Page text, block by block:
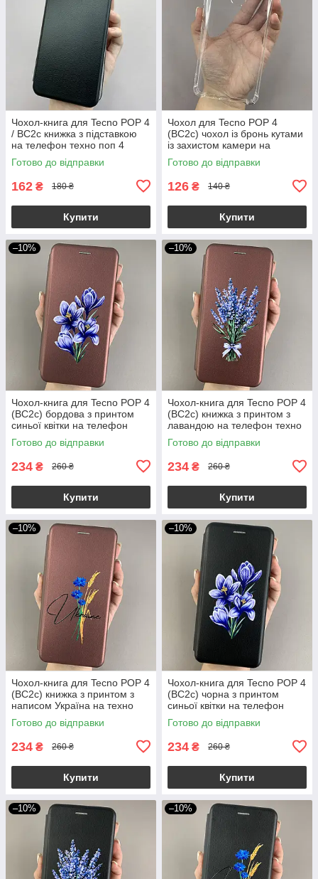
Чохол-книга для Tecno POP 4
/ BC2c книжка з підставкою
на телефон техно поп 4
чорна stn
Готово до відправки
162 ₴ 180 ₴
Купити
Чохол для Tecno POP 4
(BC2c) чохол із бронь кутами
із захистом камери на
телефон техно поп 4
прозорий ttp
Готово до відправки
126 ₴ 140 ₴
Купити
–10%
Чохол-книга для Tecno POP 4
(BC2c) бордова з принтом
синьої квітки на телефон
техно поп 4 q06r
Готово до відправки
234 ₴ 260 ₴
Купити
–10%
Чохол-книга для Tecno POP 4
(BC2c) книжка з принтом з
лавандою на телефон техно
поп 4 бордова q07w
Готово до відправки
234 ₴ 260 ₴
Купити
–10%
Чохол-книга для Tecno POP 4
(BC2c) книжка з принтом з
написом Україна на техно
поп 4 бордова q04j
Готово до відправки
234 ₴ 260 ₴
Купити
–10%
Чохол-книга для Tecno POP 4
(BC2c) чорна з принтом
синьої квітки на телефон
техно поп 4 q06r
Готово до відправки
234 ₴ 260 ₴
Купити
–10% –10%